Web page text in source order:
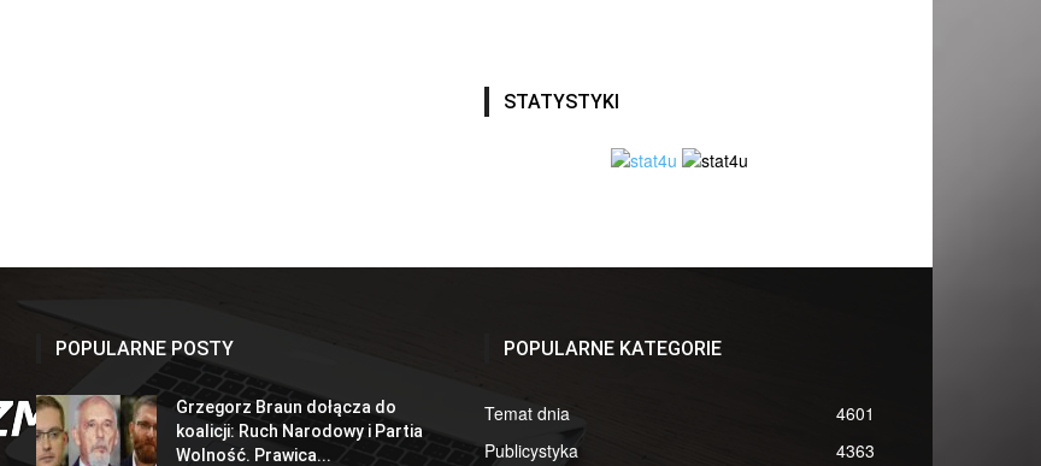
STATYSTYKI
POPULARNE POSTY
Grzegorz Braun dołącza do
koalicji: Ruch Narodowy i Partia
Wolność. Prawica...
POPULARNE KATEGORIE
Temat dnia
4601
Publicystyka
4363